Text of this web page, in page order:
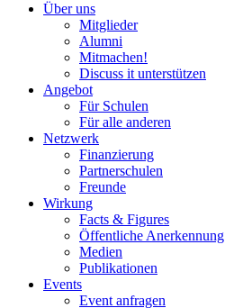
Über uns
Mitglieder
Alumni
Mitmachen!
Discuss it unterstützen
Angebot
Für Schulen
Für alle anderen
Netzwerk
Finanzierung
Partnerschulen
Freunde
Wirkung
Facts & Figures
Öffentliche Anerkennung
Medien
Publikationen
Events
Event anfragen